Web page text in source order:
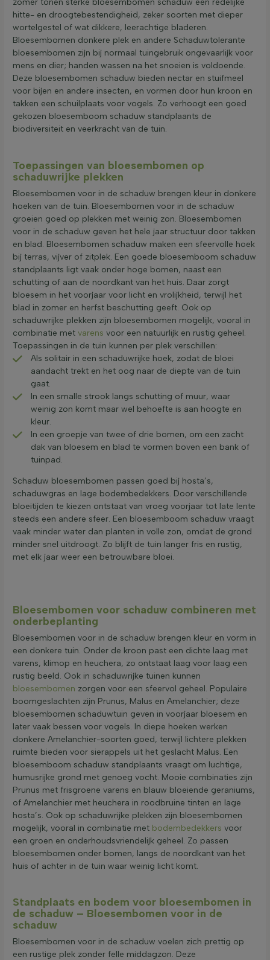
zomer tonen sterke bloesembomen schaduw een redelijke
hitte- en droogtebestendigheid, zeker soorten met dieper
wortelgestel of wat dikkere, leerachtige bladeren.
Bloesembomen donkere plek en andere Schaduwtolerante
bloesembomen zijn bij normaal tuingebruik ongevaarlijk voor
mens en dier; handen wassen na het snoeien is voldoende.
Deze bloesembomen schaduw bieden nectar en stuifmeel
voor bijen en andere insecten, en vormen door hun kroon en
takken een schuilplaats voor vogels. Zo verhoogt een goed
gekozen bloesemboom schaduw standplaants de
biodiversiteit en veerkracht van de tuin.
Toepassingen van bloesembomen op
schaduwrijke plekken
Bloesembomen voor in de schaduw brengen kleur in donkere
hoeken van de tuin. Bloesembomen voor in de schaduw
groeien goed op plekken met weinig zon. Bloesembomen
voor in de schaduw geven het hele jaar structuur door takken
en blad. Bloesembomen schaduw maken een sfeervolle hoek
bij terras, vijver of zitplek. Een goede bloesemboom schaduw
standplaants ligt vaak onder hoge bomen, naast een
schutting of aan de noordkant van het huis. Daar zorgt
bloesem in het voorjaar voor licht en vrolijkheid, terwijl het
blad in zomer en herfst beschutting geeft. Ook op
schaduwrijke plekken zijn bloesembomen mogelijk, vooral in
combinatie met varens voor een natuurlijk en rustig geheel.
Toepassingen in de tuin kunnen per plek verschillen:
Als solitair in een schaduwrijke hoek, zodat de bloei
aandacht trekt en het oog naar de diepte van de tuin
gaat.
In een smalle strook langs schutting of muur, waar
weinig zon komt maar wel behoefte is aan hoogte en
kleur.
In een groepje van twee of drie bomen, om een zacht
dak van bloesem en blad te vormen boven een bank of
tuinpad.
Schaduw bloesembomen passen goed bij hosta’s,
schaduwgras en lage bodembedekkers. Door verschillende
bloeitijden te kiezen ontstaat van vroeg voorjaar tot late lente
steeds een andere sfeer. Een bloesemboom schaduw vraagt
vaak minder water dan planten in volle zon, omdat de grond
minder snel uitdroogt. Zo blijft de tuin langer fris en rustig,
met elk jaar weer een betrouwbare bloei.
Bloesembomen voor schaduw combineren met
onderbeplanting
Bloesembomen voor in de schaduw brengen kleur en vorm in
een donkere tuin. Onder de kroon past een dichte laag met
varens, klimop en heuchera, zo ontstaat laag voor laag een
rustig beeld. Ook in schaduwrijke tuinen kunnen
bloesembomen zorgen voor een sfeervol geheel. Populaire
boomgeslachten zijn Prunus, Malus en Amelanchier; deze
bloesembomen schaduwtuin geven in voorjaar bloesem en
later vaak bessen voor vogels. In diepe hoeken werken
donkere Amelanchier-soorten goed, terwijl lichtere plekken
ruimte bieden voor sierappels uit het geslacht Malus. Een
bloesemboom schaduw standplaants vraagt om luchtige,
humusrijke grond met genoeg vocht. Mooie combinaties zijn
Prunus met frisgroene varens en blauw bloeiende geraniums,
of Amelanchier met heuchera in roodbruine tinten en lage
hosta’s. Ook op schaduwrijke plekken zijn bloesembomen
mogelijk, vooral in combinatie met bodembedekkers voor
een groen en onderhoudsvriendelijk geheel. Zo passen
bloesembomen onder bomen, langs de noordkant van het
huis of achter in de tuin waar weinig licht komt.
Standplaats en bodem voor bloesembomen in
de schaduw – Bloesembomen voor in de
schaduw
Bloesembomen voor in de schaduw voelen zich prettig op
een rustige plek zonder felle middagzon. Deze